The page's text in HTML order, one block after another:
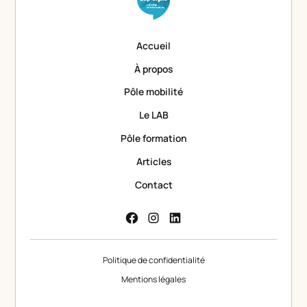
Accueil
À propos
Pôle mobilité
Le LAB
Pôle formation
Articles
Contact
Politique de confidentialité
Mentions légales